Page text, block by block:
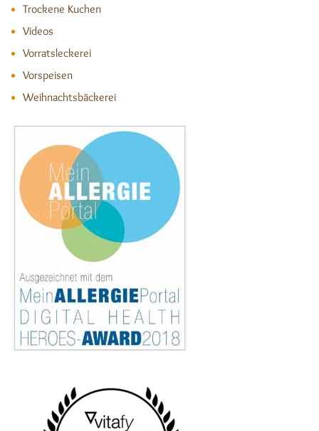
Trockene Kuchen
Videos
Vorratsleckerei
Vorspeisen
Weihnachtsbäckerei